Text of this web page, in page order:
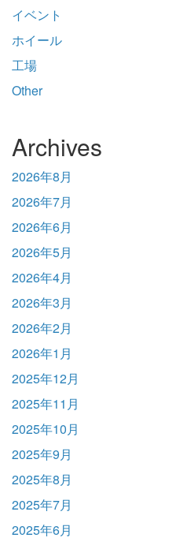
イベント
ホイール
工場
Other
Archives
2026年8月
2026年7月
2026年6月
2026年5月
2026年4月
2026年3月
2026年2月
2026年1月
2025年12月
2025年11月
2025年10月
2025年9月
2025年8月
2025年7月
2025年6月